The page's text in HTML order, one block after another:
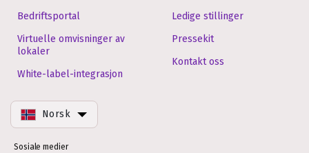
Bedriftsportal
Virtuelle omvisninger av
lokaler
White-label-integrasjon
Ledige stillinger
Pressekit
Kontakt oss
Norsk
Sosiale medier